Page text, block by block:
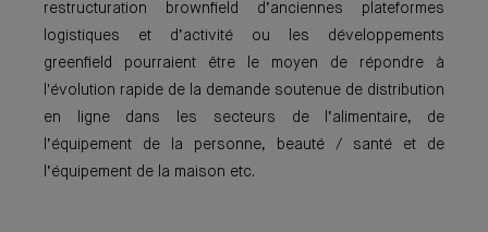
restructuration brownfield d’anciennes plateformes
logistiques et d’activité ou les développements
greenfield pourraient être le moyen de répondre à
l'évolution rapide de la demande soutenue de distribution
en ligne dans les secteurs de l’alimentaire, de
l’équipement de la personne, beauté / santé et de
l’équipement de la maison etc.